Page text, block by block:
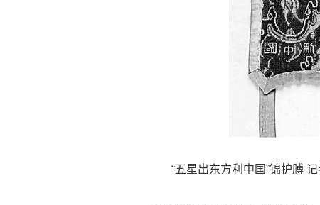
“五星出东方利中国”锦护膊 记